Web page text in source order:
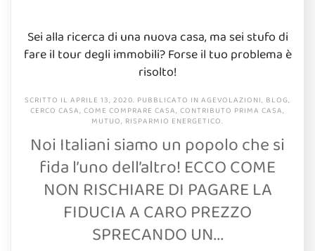
Sei alla ricerca di una nuova casa, ma sei stufo di
fare il tour degli immobili? Forse il tuo problema è
risolto!
SCRITTO IL APRILE 13, 2020. PUBBLICATO IN AGEVOLAZIONI, BLOG,
CERCO CASA, COME COMPRARE CASA, CONTRIBUTO PRIMA CASA,
MUTUO, RISPARMIO ENERGETICO.
Noi Italiani siamo un popolo che si
fida l’uno dell’altro! ECCO COME
NON RISCHIARE DI PAGARE LA
FIDUCIA A CARO PREZZO
SPRECANDO UN...